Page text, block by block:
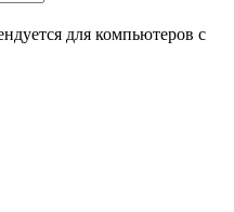
для компьютеров с